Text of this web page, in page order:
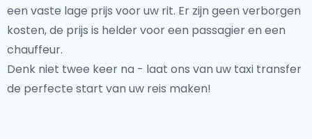
een vaste lage prijs voor uw rit. Er zijn geen verborgen
kosten, de prijs is helder voor een passagier en een
chauffeur.
Denk niet twee keer na - laat ons van uw taxi transfer
de perfecte start van uw reis maken!